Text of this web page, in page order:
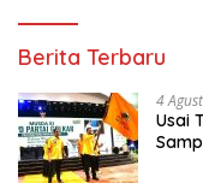
Berita Terbaru
4
Usai